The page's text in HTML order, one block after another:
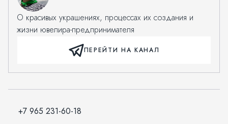
ПЕРЕЙТИ НА КАНАЛ
О красивых украшениях, процессах их создания и
жизни ювелира-предпринимателя
+7 965 231-60-18